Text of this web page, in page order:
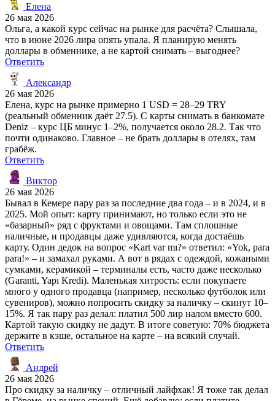
Елена
26 мая 2026
Ольга, а какой курс сейчас на рынке для расчёта? Слышала,
что в июне 2026 лира опять упала. Я планирую менять
доллары в обменнике, а не картой снимать – выгоднее?
Ответить
Александр
26 мая 2026
Елена, курс на рынке примерно 1 USD = 28–29 TRY
(реальный обменник даёт 27.5). С карты снимать в банкомате
Deniz – курс ЦБ минус 1–2%, получается около 28.2. Так что
почти одинаково. Главное – не брать доллары в отелях, там
грабёж.
Ответить
Виктор
26 мая 2026
Бывал в Кемере пару раз за последние два года – и в 2024, и в
2025. Мой опыт: карту принимают, но только если это не
«базарный» ряд с фруктами и овощами. Там сплошные
наличные, и продавцы даже удивляются, когда достаёшь
карту. Один дедок на вопрос «Kart var mı?» ответил: «Yok, para
para!» – и замахал руками. А вот в рядах с одеждой, кожаными
сумками, керамикой – терминалы есть, часто даже несколько
(Garanti, Yapı Kredi). Маленькая хитрость: если покупаете
много у одного продавца (например, несколько футболок или
сувениров), можно попросить скидку за наличку – скинут 10–
15%. Я так пару раз делал: платил 500 лир налом вместо 600.
Картой такую скидку не дадут. В итоге советую: 70% бюджета
держите в кэше, остальное на карте – на всякий случай.
Ответить
Андрей
26 мая 2026
Про скидку за наличку – отличный лайфхак! Я тоже так делал